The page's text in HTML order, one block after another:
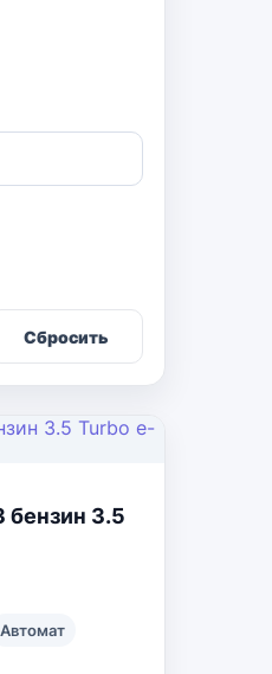
Сбросить
бензин 3.5
Автомат